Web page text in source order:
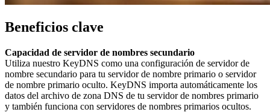
Beneficios clave
Capacidad de servidor de nombres secundario
Utiliza nuestro KeyDNS como una configuración de servidor de
nombre secundario para tu servidor de nombre primario o servidor
de nombre primario oculto. KeyDNS importa automáticamente los
datos del archivo de zona DNS de tu servidor de nombres primario
y también funciona con servidores de nombres primarios ocultos.